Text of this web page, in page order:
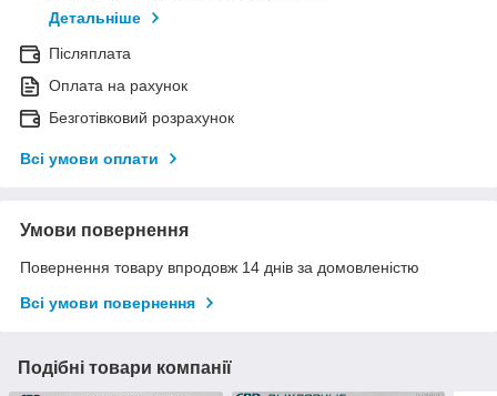
Детальніше
Післяплата
Оплата на рахунок
Безготівковий розрахунок
Всі умови оплати
Умови повернення
Повернення товару впродовж 14 днів за домовленістю
Всі умови повернення
Подібні товари компанії